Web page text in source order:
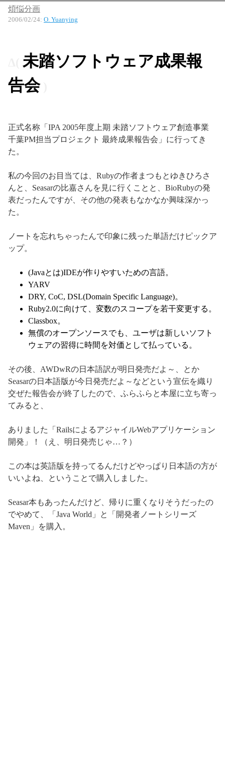
煩悩分画
2006/02/24: O. Yuanying
未踏ソフトウェア成果報
告会
正式名称「IPA 2005年度上期 未踏ソフトウェア創造事業
千葉PM担当プロジェクト 最終成果報告会」に行ってき
た。
私の今回のお目当ては、Rubyの作者まつもとゆきひろさ
んと、Seasarの比嘉さんを見に行くことと、BioRubyの発
表だったんですが、その他の発表もなかなか興味深かっ
た。
ノートを忘れちゃったんで印象に残った単語だけピックア
ップ。
(Javaとは)IDEが作りやすいための言語。
YARV
DRY, CoC, DSL(Domain Specific Language)。
Ruby2.0に向けて、変数のスコープを若干変更する。
Classbox。
無償のオープンソースでも、ユーザは新しいソフト
ウェアの習得に時間を対価として払っている。
その後、AWDwRの日本語訳が明日発売だよ～、とか
Seasarの日本語版が今日発売だよ～などという宣伝を織り
交ぜた報告会が終了したので、ふらふらと本屋に立ち寄っ
てみると、
ありました「RailsによるアジャイルWebアプリケーション
開発」！（え、明日発売じゃ…？）
この本は英語版を持ってるんだけどやっぱり日本語の方が
いいよね、ということで購入しました。
Seasar本もあったんだけど、帰りに重くなりそうだったの
でやめて、「Java World」と「開発者ノートシリーズ
Maven」を購入。